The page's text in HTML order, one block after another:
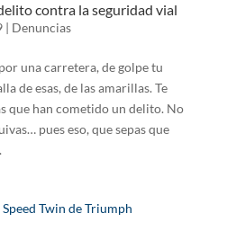
contra la seguridad vial
| Denuncias
una carretera, de golpe tu
de esas, de las amarillas. Te
que han cometido un delito. No
pues eso, que sepas que